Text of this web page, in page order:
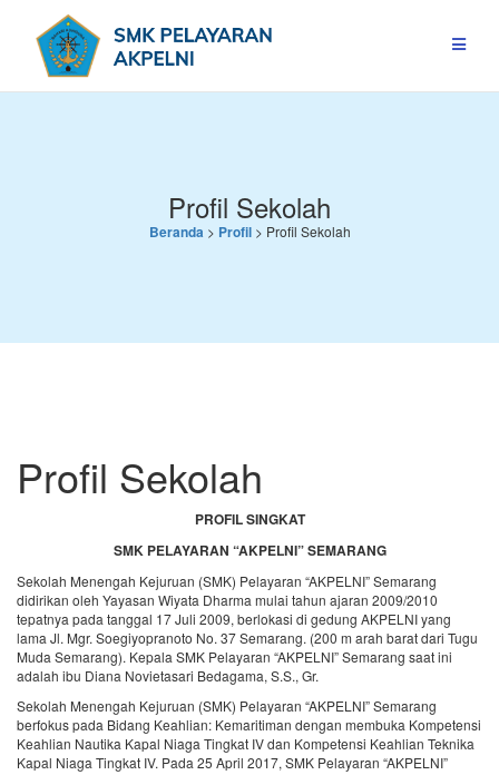
content
Profil Sekolah
Beranda > Profil> Profil Sekolah
Profil Sekolah
PROFIL SINGKAT
SMK PELAYARAN “AKPELNI” SEMARANG
Sekolah Menengah Kejuruan (SMK) Pelayaran “AKPELNI” Semarang
didirikan oleh Yayasan Wiyata Dharma mulai tahun ajaran 2009/2010
tepatnya pada tanggal 17 Juli 2009, berlokasi di gedung AKPELNI yang
lama Jl. Mgr. Soegiyopranoto No. 37 Semarang. (200 m arah barat dari Tugu
Muda Semarang). Kepala SMK Pelayaran “AKPELNI” Semarang saat ini
adalah ibu Diana Novietasari Bedagama, S.S., Gr.
Sekolah Menengah Kejuruan (SMK) Pelayaran “AKPELNI” Semarang
berfokus pada Bidang Keahlian: Kemaritiman dengan membuka Kompetensi
Keahlian Nautika Kapal Niaga Tingkat IV dan Kompetensi Keahlian Teknika
Kapal Niaga Tingkat IV. Pada 25 April 2017, SMK Pelayaran “AKPELNI”